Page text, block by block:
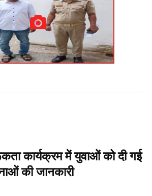
कार्यक्रम में युवाओं को दी गई
की जानकारी